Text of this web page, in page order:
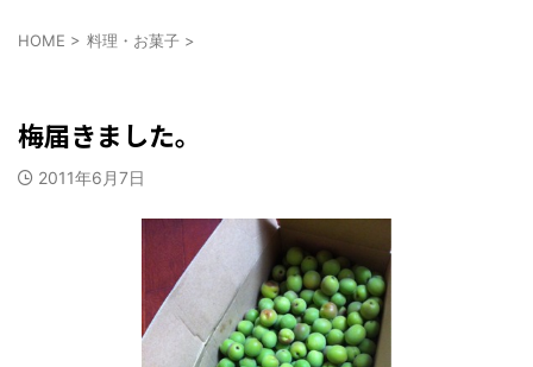
HOME > 料理・お菓子 >
梅届きました。
2011年6月7日